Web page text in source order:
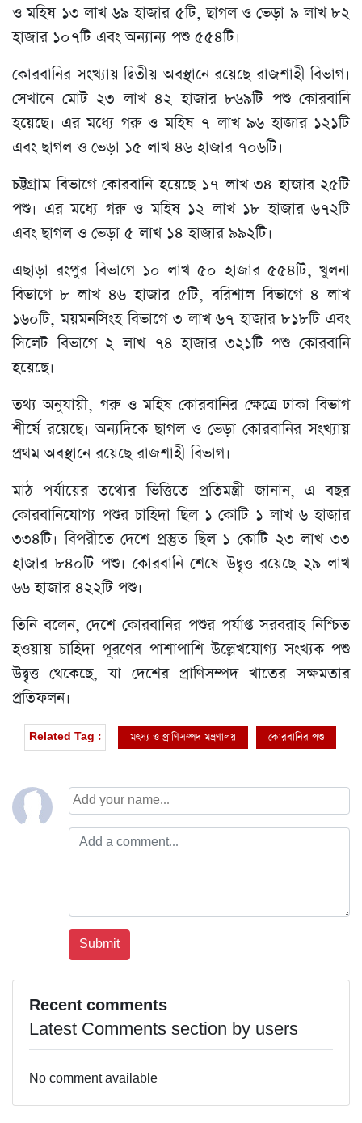
ও মহিষ ১৩ লাখ ৬৯ হাজার ৫টি, ছাগল ও ভেড়া ৯ লাখ ৮২
হাজার ১০৭টি এবং অন্যান্য পশু ৫৫৪টি।
কোরবানির সংখ্যায় দ্বিতীয় অবস্থানে রয়েছে রাজশাহী বিভাগ।
সেখানে মোট ২৩ লাখ ৪২ হাজার ৮৬৯টি পশু কোরবানি
হয়েছে। এর মধ্যে গরু ও মহিষ ৭ লাখ ৯৬ হাজার ১২১টি
এবং ছাগল ও ভেড়া ১৫ লাখ ৪৬ হাজার ৭০৬টি।
চট্টগ্রাম বিভাগে কোরবানি হয়েছে ১৭ লাখ ৩৪ হাজার ২৫টি
পশু। এর মধ্যে গরু ও মহিষ ১২ লাখ ১৮ হাজার ৬৭২টি
এবং ছাগল ও ভেড়া ৫ লাখ ১৪ হাজার ৯৯২টি।
এছাড়া রংপুর বিভাগে ১০ লাখ ৫০ হাজার ৫৫৪টি, খুলনা
বিভাগে ৮ লাখ ৪৬ হাজার ৫টি, বরিশাল বিভাগে ৪ লাখ
১৬০টি, ময়মনসিংহ বিভাগে ৩ লাখ ৬৭ হাজার ৮১৮টি এবং
সিলেট বিভাগে ২ লাখ ৭৪ হাজার ৩২১টি পশু কোরবানি
হয়েছে।
তথ্য অনুযায়ী, গরু ও মহিষ কোরবানির ক্ষেত্রে ঢাকা বিভাগ
শীর্ষে রয়েছে। অন্যদিকে ছাগল ও ভেড়া কোরবানির সংখ্যায়
প্রথম অবস্থানে রয়েছে রাজশাহী বিভাগ।
মাঠ পর্যায়ের তথ্যের ভিত্তিতে প্রতিমন্ত্রী জানান, এ বছর
কোরবানিযোগ্য পশুর চাহিদা ছিল ১ কোটি ১ লাখ ৬ হাজার
৩৩৪টি। বিপরীতে দেশে প্রস্তুত ছিল ১ কোটি ২৩ লাখ ৩৩
হাজার ৮৪০টি পশু। কোরবানি শেষে উদ্বৃত্ত রয়েছে ২৯ লাখ
৬৬ হাজার ৪২২টি পশু।
তিনি বলেন, দেশে কোরবানির পশুর পর্যাপ্ত সরবরাহ নিশ্চিত
হওয়ায় চাহিদা পূরণের পাশাপাশি উল্লেখযোগ্য সংখ্যক পশু
উদ্বৃত্ত থেকেছে, যা দেশের প্রাণিসম্পদ খাতের সক্ষমতার
প্রতিফলন।
Related Tag : মৎস্য ও প্রাণিসম্পদ মন্ত্রণালয় কোরবানির পশু
Recent comments
Latest Comments section by users
No comment available